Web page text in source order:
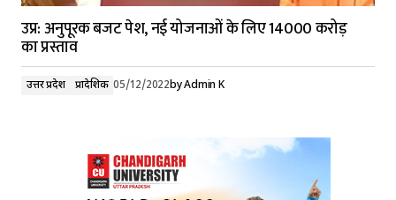
उप्र: अनुपूरक बजट पेश, नई योजनाओं के लिए 14000 करोड़
का प्रस्ताव
उत्तर प्रदेश प्रादेशिक 05/12/2022byAdmin K